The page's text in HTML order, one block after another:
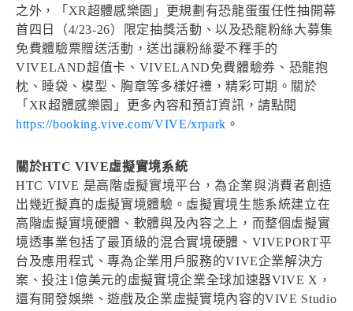
之外，「XR超體感樂園」更規劃有恐龍蛋蛋任性抽開幕
首四日（4/23-26）限定抽獎活動、以及恐龍粉絲大募集
免費體驗票贈送活動，送出讓粉絲愛不釋手的
VIVELAND超值卡、VIVELAND免費體驗券、恐龍抱
枕、睡袋、模型、胸章等多樣好禮，精彩可期。關於
「XR超體感樂園」更多內容和預訂資訊，請點閱
https://booking.vive.com/VIVE/xrpark 。
關於HTC VIVE虛擬實境系統
HTC VIVE 是高階虛擬實境平台，為企業與消費者創造
出幾近擬真的虛擬實境體驗。虛擬實境生態系統建立在
高階虛擬實境硬體、軟體與及內容之上，而整個虛擬實
境透事業包括了最頂級的混合實境硬體、VIVEPORT平
台及應用程式、專為企業用戶服務的VIVE企業解決方
案、投注1億美元的虛擬實境企業全球加速器VIVE X，
還有開發娛樂、遊戲及企業虛擬實境內容的VIVE Studio